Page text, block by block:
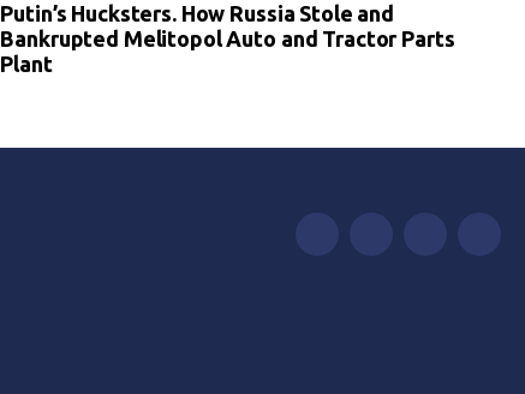
Putin’s Hucksters. How Russia Stole and
Bankrupted Melitopol Auto and Tractor Parts
Plant